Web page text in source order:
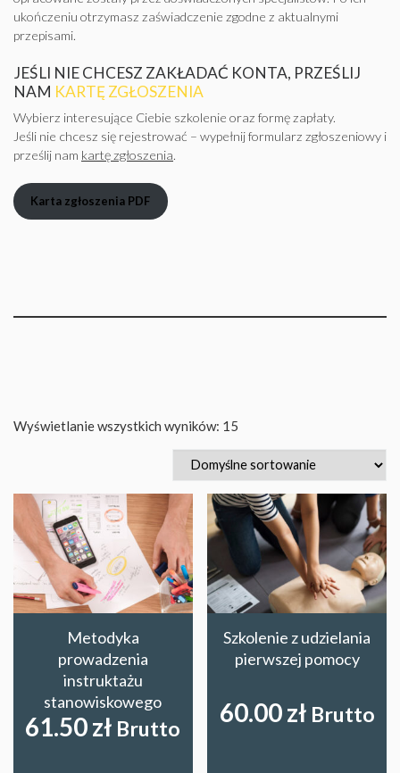
ukończeniu otrzymasz zaświadczenie zgodne z aktualnymi
przepisami.
JEŚLI NIE CHCESZ ZAKŁADAĆ KONTA, PRZEŚLIJ
NAM KARTĘ ZGŁOSZENIA
Wybierz interesujące Ciebie szkolenie oraz formę zapłaty.
Jeśli nie chcesz się rejestrować – wypełnij formularz zgłoszeniowy i
prześlij nam kartę zgłoszenia.
Karta zgłoszenia PDF
Wyświetlanie wszystkich wyników: 15
Metodyka
prowadzenia
instruktażu
stanowiskowego
61.50zł Brutto
Szkolenie z udzielania
pierwszej pomocy
60.00zł Brutto